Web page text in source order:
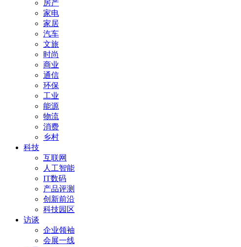
房产
家电
家居
汽车
文旅
时尚
商业
通信
环保
工业
能源
物流
消费
乡村
科技
互联网
人工智能
IT数码
产品评测
创新前沿
科技园区
访谈
企业领袖
会展一线